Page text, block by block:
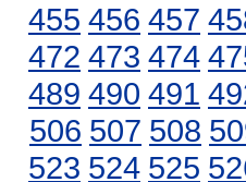
455 456 457
472 473 474
489 490 491
506 507 508
523 524 525